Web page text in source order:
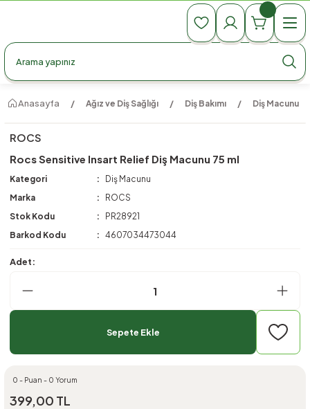
990 TL Üzeri Ücretsiz Kargo
990 TL Üzeri Ücretsiz Kargo
Anasayfa Ağız ve Diş Sağlığı Diş Bakımı Diş Macunu
ROCS
Rocs Sensitive Insart Relief Diş Macunu 75 ml
Kategori
Diş Macunu
Marka
ROCS
Stok Kodu
PR28921
Barkod Kodu
4607034473044
Adet:
Sepete Ekle
0 - Puan - 0 Yorum
399,00 TL